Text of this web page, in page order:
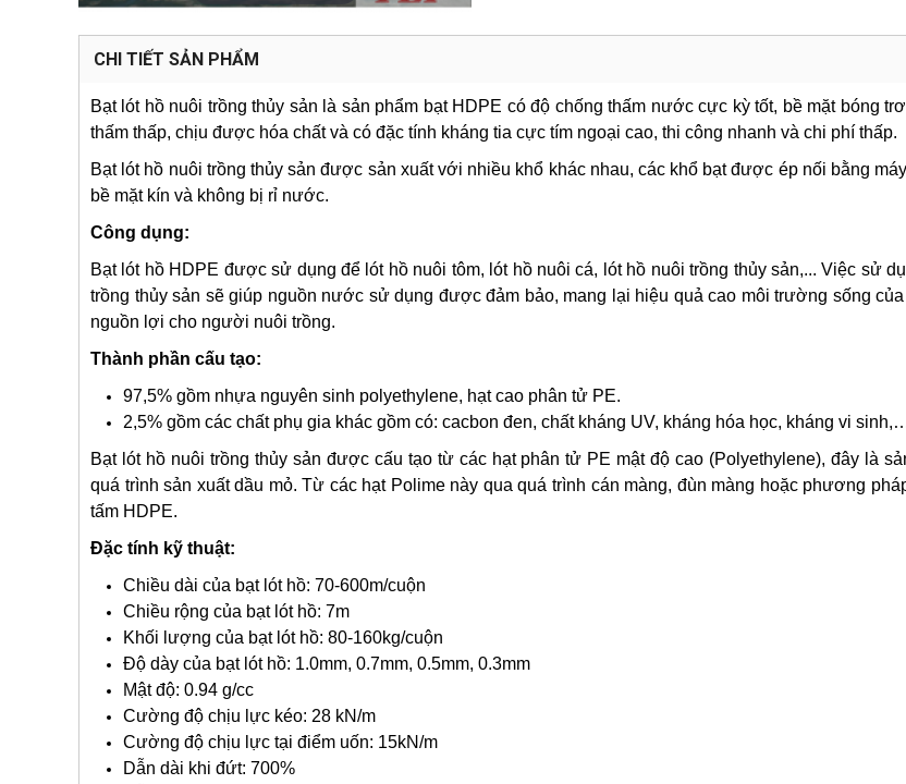
CHI TIẾT SẢN PHẨM
Bạt lót hồ nuôi trồng thủy sản là sản phẩm bạt HDPE có độ chống thấm nước cực kỳ tốt, bề mặt bóng
thấm thấp, chịu được hóa chất và có đặc tính kháng tia cực tím ngoại cao, thi công nhanh và chi phí thấp.
Bạt lót hồ nuôi trồng thủy sản được sản xuất với nhiều khổ khác nhau, các khổ bạt được ép nối bằng
bề mặt kín và không bị rỉ nước.
Công dụng:
Bạt lót hồ HDPE được sử dụng để lót hồ nuôi tôm, lót hồ nuôi cá, lót hồ nuôi trồng thủy sản,...Việc sử
trồng thủy sản sẽ giúp nguồn nước sử dụng được đảm bảo, mang lại hiệu quả cao môi trường sống
nguồn lợi cho người nuôi trồng.
Thành phần cấu tạo:
97,5% gồm nhựa nguyên sinh polyethylene, hạt cao phân tử PE.
2,5% gồm các chất phụ gia khác gồm có: cacbon đen, chất kháng UV, kháng hóa học, kháng vi
Bạt lót hồ nuôi trồng thủy sản được cấu tạo từ các hạt phân tử PE mật độ cao (Polyethylene), đây là
quá trình sản xuất dầu mỏ. Từ các hạt Polime này qua quá trình cán màng, đùn màng hoặc phương
tấm HDPE.
Đặc tính kỹ thuật:
Chiều dài của bạt lót hồ: 70-600m/cuộn
Chiều rộng của bạt lót hồ: 7m
Khối lượng của bạt lót hồ: 80-160kg/cuộn
Độ dày của bạt lót hồ: 1.0mm, 0.7mm, 0.5mm, 0.3mm
Mật độ: 0.94 g/cc
Cường độ chịu lực kéo: 28 kN/m
Cường độ chịu lực tại điểm uốn: 15kN/m
Dẫn dài khi đứt: 700%